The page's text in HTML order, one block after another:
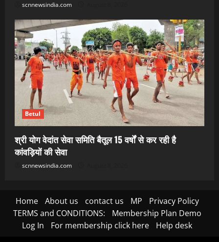
scnnewsindia.com
Betul
श्री योग वेदांत सेवा समिति बैतूल 15 वर्षों से कर रही है
कांवड़ियों की सेवा
scnnewsindia.com
Home About us contact us MP
Privacy Policy
TERMS and CONDITIONS:
Membership Plan Demo
Log In
For membership click here Help desk